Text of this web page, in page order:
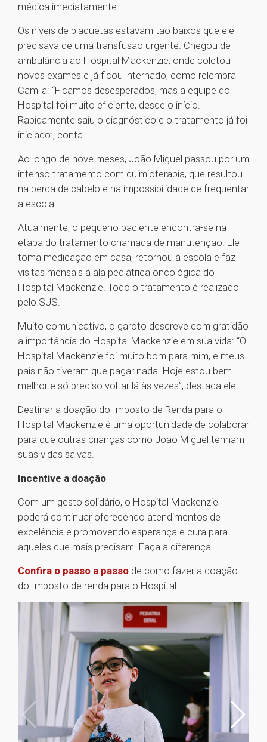
médica imediatamente.
Os níveis de plaquetas estavam tão baixos que ele
precisava de uma transfusão urgente. Chegou de
ambulância ao Hospital Mackenzie, onde coletou
novos exames e já ficou internado, como relembra
Camila: “Ficamos desesperados, mas a equipe do
Hospital foi muito eficiente, desde o início.
Rapidamente saiu o diagnóstico e o tratamento já foi
iniciado”, conta.
Ao longo de nove meses, João Miguel passou por um
intenso tratamento com quimioterapia, que resultou
na perda de cabelo e na impossibilidade de frequentar
a escola.
Atualmente, o pequeno paciente encontra-se na
etapa do tratamento chamada de manutenção. Ele
toma medicação em casa, retornou à escola e faz
visitas mensais à ala pediátrica oncológica do
Hospital Mackenzie. Todo o tratamento é realizado
pelo SUS.
Muito comunicativo, o garoto descreve com gratidão
a importância do Hospital Mackenzie em sua vida: “O
Hospital Mackenzie foi muito bom para mim, e meus
pais não tiveram que pagar nada. Hoje estou bem
melhor e só preciso voltar lá às vezes”, destaca ele.
Destinar a doação do Imposto de Renda para o
Hospital Mackenzie é uma oportunidade de colaborar
para que outras crianças como João Miguel tenham
suas vidas salvas.
Incentive a doação
Com um gesto solidário, o Hospital Mackenzie
poderá continuar oferecendo atendimentos de
excelência e promovendo esperança e cura para
aqueles que mais precisam. Faça a diferença!
Confira o passo a passo de como fazer a doação
do Imposto de renda para o Hospital.